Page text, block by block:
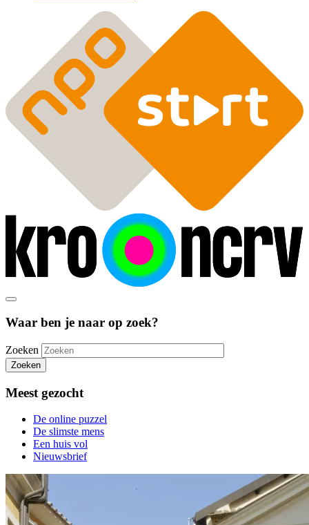
Waar ben je naar op zoek?
Zoeken
Zoeken
Meest gezocht
De online puzzel
De slimste mens
Een huis vol
Nieuwsbrief